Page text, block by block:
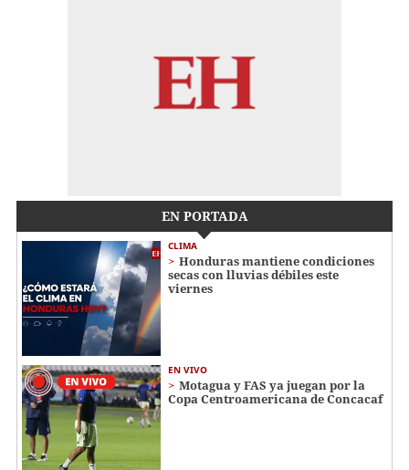
EN PORTADA
CLIMA
Honduras mantiene condiciones
secas con lluvias débiles este
viernes
EN VIVO
Motagua y FAS ya juegan por la
Copa Centroamericana de Concacaf